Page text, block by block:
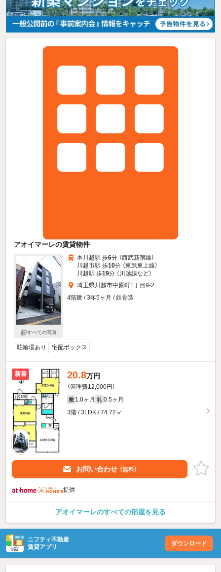
アオイマーレの賃貸物件
すべての写真
本川越駅 歩6分 （西武新宿線）
川越市駅 歩10分 （東武東上線）
川越駅 歩19分 （川越線など）
埼玉県川越市中原町1丁目9-2
4階建 / 3年5ヶ月 / 鉄骨造
駐輪場あり 宅配ボックス
新着 20.8万円
（管理費12,000円）
敷 1.0ヶ月 礼 0.5ヶ月
3階 / 3LDK / 74.72㎡
お問い合わせ （無料）
提供
アオイマーレのすべての部屋を見る
ニフティ不動産
賃貸アプリ
ダウンロード